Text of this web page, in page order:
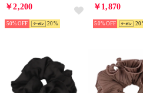
￥2,200
50% 20
￥1,870
50% 20